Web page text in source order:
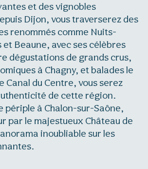
et des vignobles
Dijon, vous traverserez des
renommés comme Nuits-
Beaune, avec ses célèbres
dégustations de grands crus,
à Chagny, et balades le
Canal du Centre, vous serez
de cette région.
périple à Chalon-sur-Saône,
par le majestueux Château de
inoubliable sur les